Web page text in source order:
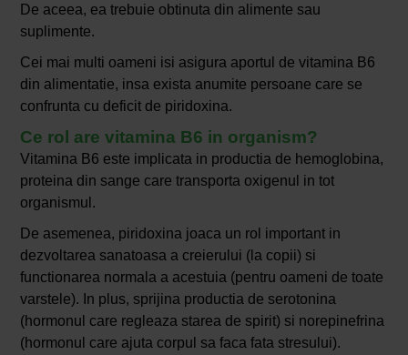
De aceea, ea trebuie obtinuta din alimente sau
suplimente.
Cei mai multi oameni isi asigura aportul de vitamina B6
din alimentatie, insa exista anumite persoane care se
confrunta cu deficit de piridoxina.
Ce rol are vitamina B6 in organism?
Vitamina B6 este implicata in productia de hemoglobina,
proteina din sange care transporta oxigenul in tot
organismul.
De asemenea, piridoxina joaca un rol important in
dezvoltarea sanatoasa a creierului (la copii) si
functionarea normala a acestuia (pentru oameni de toate
varstele). In plus, sprijina productia de serotonina
(hormonul care regleaza starea de spirit) si norepinefrina
(hormonul care ajuta corpul sa faca fata stresului).